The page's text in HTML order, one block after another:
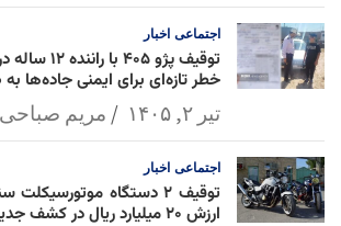
اجتماعی اخبار
توقیف پژو
خطر تازه‌ای برای ایمنی جاده‌ها به
تیر ۲, ۱۴۰۵ مریم صباحی
اجتماعی اخبار
توقیف ۲ دستگاه
ارزش ۲۰ میلیارد ریال در کشف جدید پلیس